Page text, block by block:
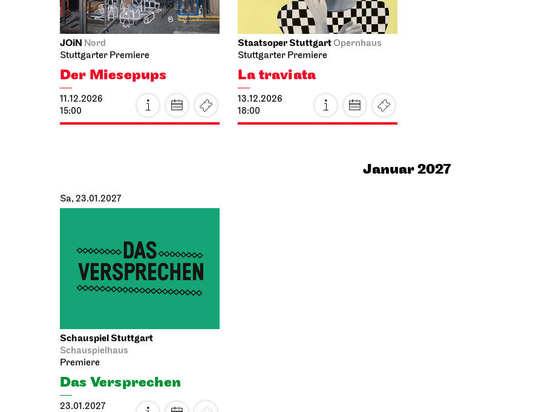
JOiN Nord
Stuttgarter Premiere
Der Miesepups
11.12.2026
15:00
Staatsoper StuttgartOpernhaus
Stuttgarter Premiere
La traviata
13.12.2026
18:00
Januar 2027
Sa, 23.01.2027
Schauspiel Stuttgart
Schauspielhaus
Premiere
Das Ver­sprechen
23.01.2027